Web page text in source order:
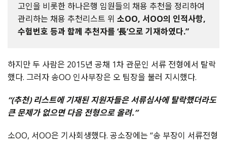
고인을 비롯한 하나은행 임원들의 채용 추천을 정리하여
관리하는 채용 추천리스트 위 소OO, 서OO의 인적사항,
수험번호 등과 함께 추천자를 ‘長’으로 기재하였다.”
하지만 두 사람은 2015년 공채 1차 관문인 서류 전형에서 탈락
했다. 그러자 송OO 인사부장은 오 팀장을 불러 지시했다.
“(추천) 리스트에 기재된 지원자들은 서류심사에 탈락했더라도
큰 문제가 없으면 다음 전형으로 올려.”
소OO, 서OO은 기사회생했다. 공소장에는 “송 부장이 서류전형